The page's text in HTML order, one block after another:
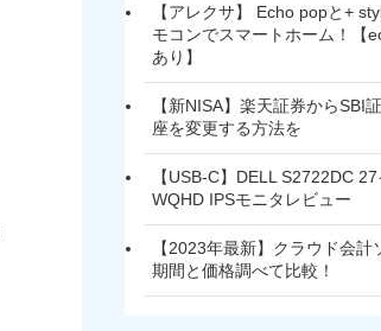
【アレクサ】 Echo popと+
モコンでスマートホーム！【
あり】
【新NISA】楽天証券からSBI
座を変更する方法を
【USB-C】DELL S2722DC
WQHD IPSモニタレビュー
【2023年最新】クラウド会計
期間と価格調べて比較！